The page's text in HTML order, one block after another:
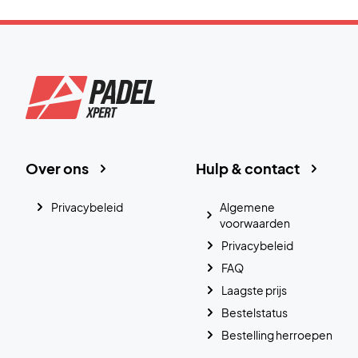
Hulp & contact
Algemene
voorwaarden
Privacybeleid
FAQ
Laagste prijs
Bestelstatus
Bestelling herroepen
Over ons
Privacybeleid